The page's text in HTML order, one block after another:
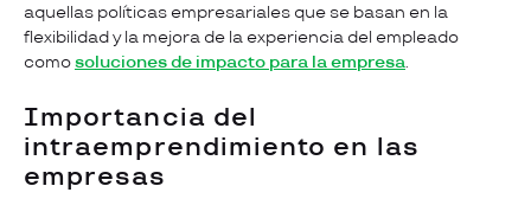
aquellas políticas empresariales que se basan en la
flexibilidad y la mejora de la experiencia del empleado
comosoluciones de impacto para la empresa.
Importancia del
intraemprendimiento en las
empresas